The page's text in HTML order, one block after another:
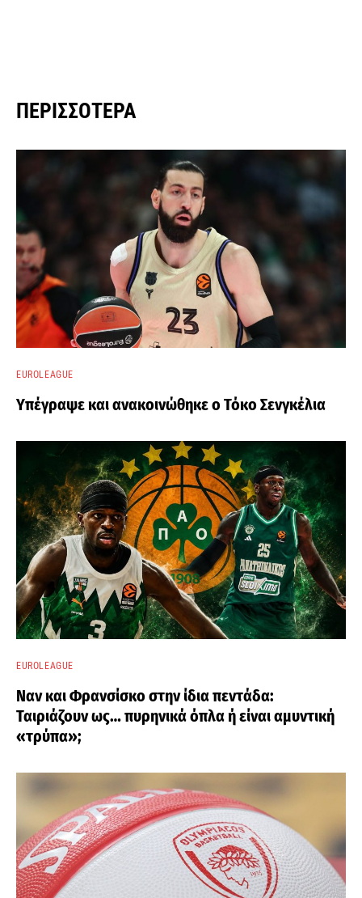
ΠΕΡΙΣΣΌΤΕΡΑ
EUROLEAGUE
Υπέγραψε και ανακοινώθηκε ο Τόκο Σενγκέλια
EUROLEAGUE
Ναν και Φρανσίσκο στην ίδια πεντάδα:
Ταιριάζουν ως… πυρηνικά όπλα ή είναι αμυντική
«τρύπα»;